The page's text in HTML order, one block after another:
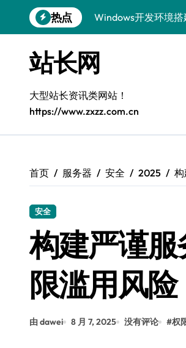
到
热点
Windows开发环境
鸿蒙云架构下弹性计
计算机视觉索引漏洞
弹性计算重塑云架构
驭5G之速，铸iOS移
快速定位漏洞，优化
弹性架构赋能精准计
站长网
大型站长资讯类网站！
https://www.zxzz.com.cn
首页 服务器 安全 2025
安全
构建严谨
限滥用风险
由 dawei 8 月 7, 2025 没有评论 #权